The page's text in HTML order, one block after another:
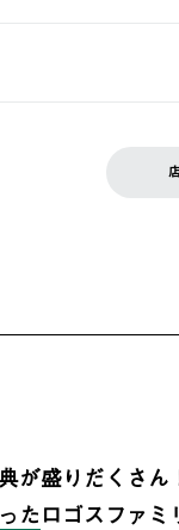
が盛りだくさん
たロゴスファミ